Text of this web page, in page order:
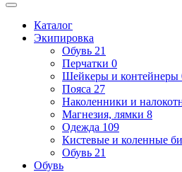
Каталог
Экипировка
Обувь 21
Перчатки 0
Шейкеры и контейнеры
Пояса 27
Наколенники и
Магнезия, лямки 8
Одежда 109
Кистевые и коленные
Обувь 21
Обувь